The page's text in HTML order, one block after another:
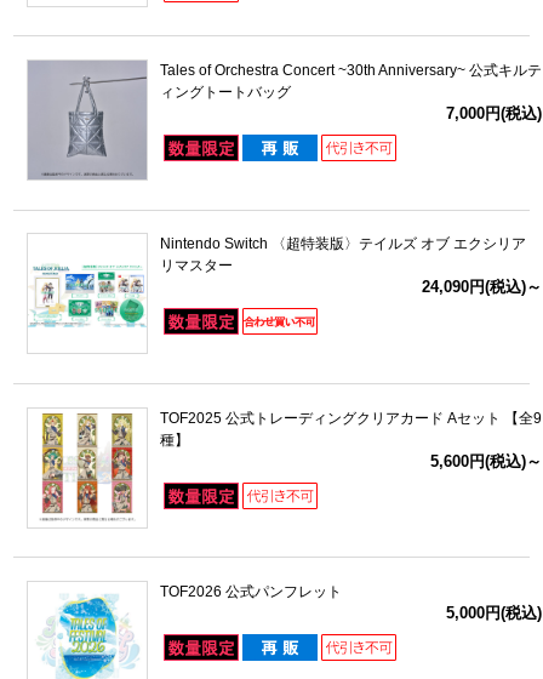
Tales of Orchestra Concert ~30th Anniversary~ 公式キルテ
ィングトートバッグ
7,000円(税込)
Nintendo Switch 〈超特装版〉テイルズ オブ エクシリア
リマスター
24,090円(税込)～
TOF2025 公式トレーディングクリアカード Aセット 【全9
種】
5,600円(税込)～
TOF2026 公式パンフレット
5,000円(税込)